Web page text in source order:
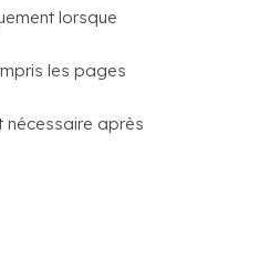
lorsque
les pages
nécessaire après